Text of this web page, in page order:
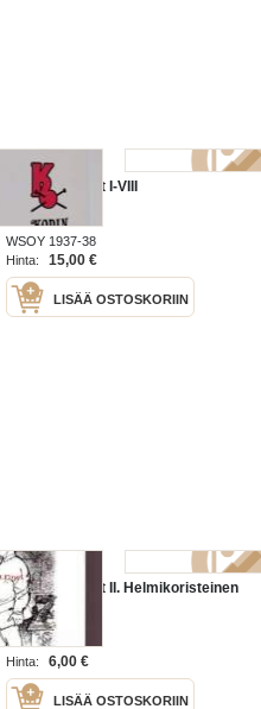
Kootut teokset I-VIII
WSOY 1937-38
Hinta:
15,00 €
LISÄÄ OSTOSKORIIN
Kootut teokset II. Helmikoristeinen
kirjanmerkki
WSOY 1947
Hinta:
6,00 €
LISÄÄ OSTOSKORIIN